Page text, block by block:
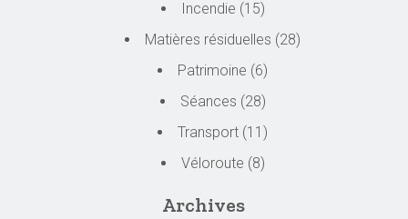
Incendie (15)
Matières résiduelles (28)
Patrimoine (6)
Séances (28)
Transport (11)
Véloroute (8)
Archives